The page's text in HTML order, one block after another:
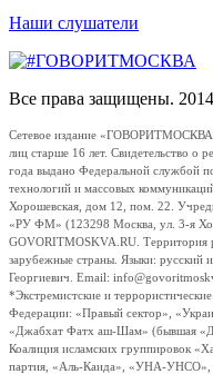
Наши слушатели
Все права защищены.
Сетевое издание
лиц старше 16 лет. Свидетельство
года выдано Федеральной службой
технологий и массовых
Хорошевская, дом 12, пом. 22.
«РУ ФМ» (123298 Москва, ул. 3-я
GOVORITMOSKVA.RU. Территория
зарубежные страны. Языки: русский
Георгиевич. Email:
*Экстремистские и
Федерации: «Правый сектор»,
«Джабхат Фатх аш-Шам» (бывшая
Коалиция исламских группировок
партия, «Аль-Каида», «УНА-УНСО»,